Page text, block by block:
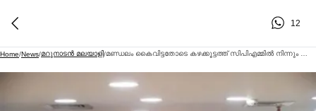
12
Home/News/മറുനാടന്‍ മലയാളി/